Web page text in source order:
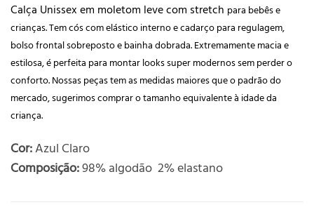
Calça Unissex em moletom leve com stretch para bebês e
crianças.Tem cós com elástico interno e cadarço para regulagem,
bolso frontal sobreposto e bainha dobrada. Extremamente macia e
estilosa, é perfeita para montar looks super modernos sem perder o
conforto. Nossas peças tem as medidas maiores que o padrão do
mercado, sugerimos comprar o tamanho equivalente à idade da
criança.
Cor:Azul Claro
Composição:98% algodão 2% elastano